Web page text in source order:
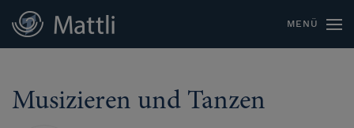
MENÜ
Musizieren und Tanzen